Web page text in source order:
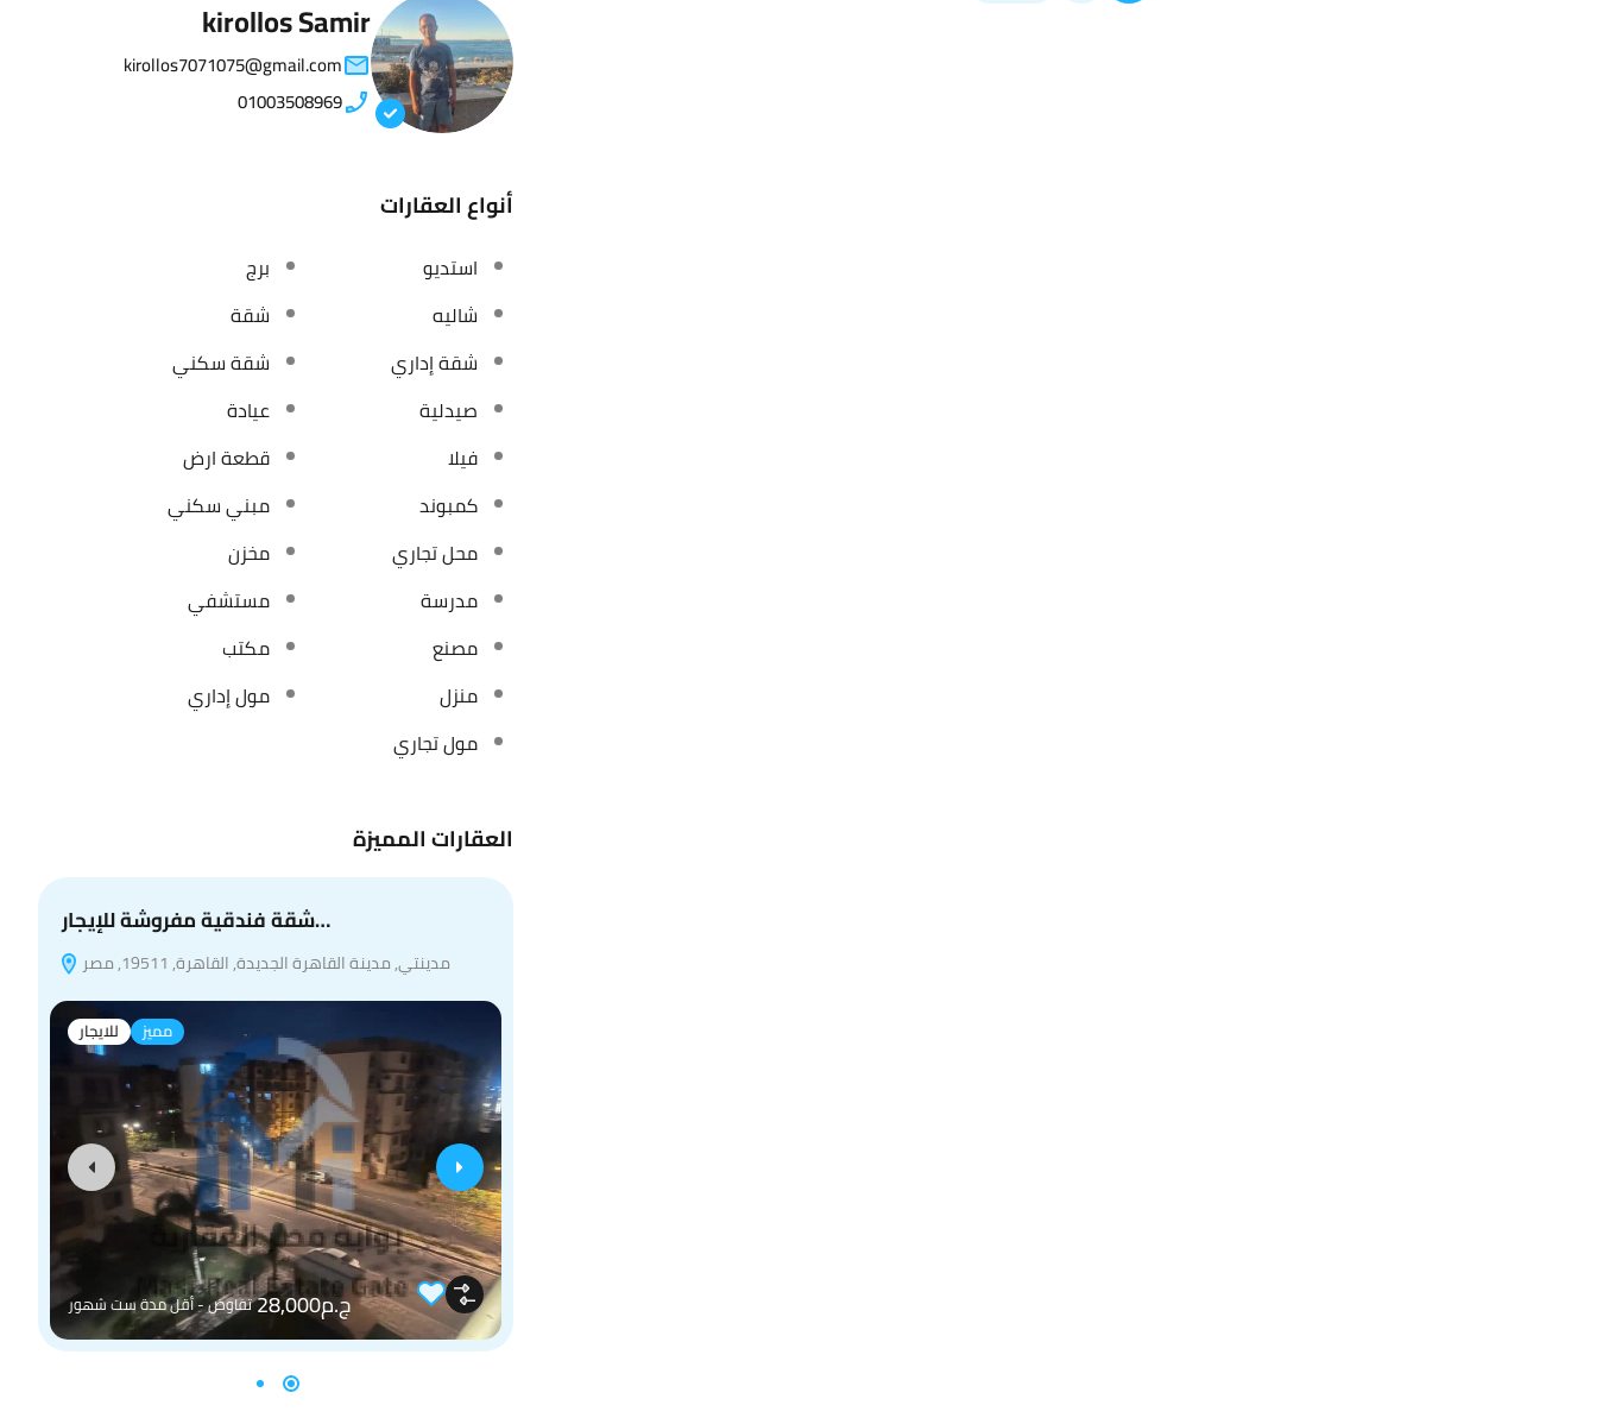
kirollos Samir
kirollos7071075@gmail.com
01003508969
أنواع العقارات
استديو
برج
شاليه
شقة
شقة إداري
شقة سكني
صيدلية
عيادة
فيلا
قطعة ارض
كمبوند
مبني سكني
محل تجاري
مخزن
مدرسة
مستشفي
مصنع
مكتب
منزل
مول إداري
مول تجاري
العقارات المميزة
شقة فندقية مفروشة للإيجار…
مدينتي, مدينة القاهرة الجديدة, القاهرة, 19511, مصر
للايجار مميز
ج.م28,000 تفاوض - أقل مدة ست شهور